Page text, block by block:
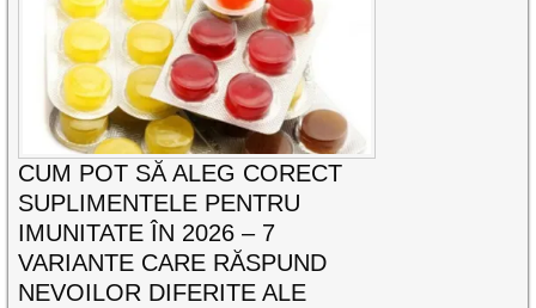
CUM POT SĂ ALEG CORECT
SUPLIMENTELE PENTRU
IMUNITATE ÎN 2026 – 7
VARIANTE CARE RĂSPUND
NEVOILOR DIFERITE ALE